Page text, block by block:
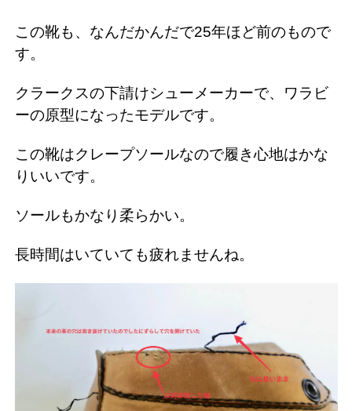
この靴も、なんだかんだで25年ほど前のもので
す。
クラークスの下請けシューメーカーで、ワラビ
ーの原型になったモデルです。
この靴はクレープソールなので履き心地はかな
りいいです。
ソールもかなり柔らかい。
長時間はいていても疲れませんね。